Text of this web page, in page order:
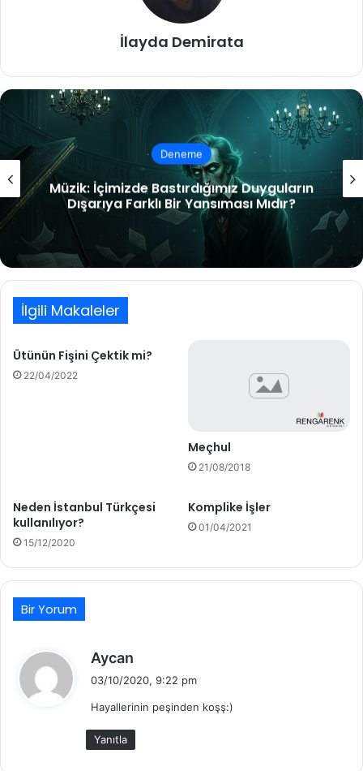
İlayda Demirata
Deneme
Vasatlık Çağı
İlgili Makaleler
Ütünün Fişini Çektik mi?
22/04/2022
Meçhul
21/08/2018
Neden İstanbul Türkçesi
kullanılıyor?
15/12/2020
Komplike İşler
01/04/2021
Bir Yorum
Aycan
e
i
k
i
03/10/2020, 9:22 pm
Hayallerinin peşinden koşş:)
Yanıtla